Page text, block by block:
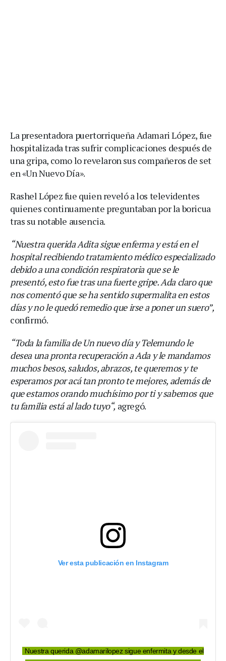
La presentadora puertorriqueña Adamari López, fue
hospitalizada tras sufrir complicaciones después de
una gripa, como lo revelaron sus compañeros de set
en «Un Nuevo Día».
Rashel López fue quien reveló a los televidentes
quienes continuamente preguntaban por la boricua
tras su notable ausencia.
“Nuestra querida Adita sigue enferma y está en el
hospital recibiendo tratamiento médico especializado
debido a una condición respiratoria que se le
presentó, esto fue tras una fuerte gripe. Ada claro que
nos comentó que se ha sentido supermalita en estos
días y no le quedó remedio que irse a poner un suero”,
confirmó.
“Toda la familia de Un nuevo día y Telemundo le
desea una pronta recuperación a Ada y le mandamos
muchos besos, saludos, abrazos, te queremos y te
esperamos por acá tan pronto te mejores, además de
que estamos orando muchísimo por ti y sabemos que
tu familia está al lado tuyo“, agregó.
Ver esta publicación en Instagram
Nuestra querida @adamarilopez sigue enfermita y desde el